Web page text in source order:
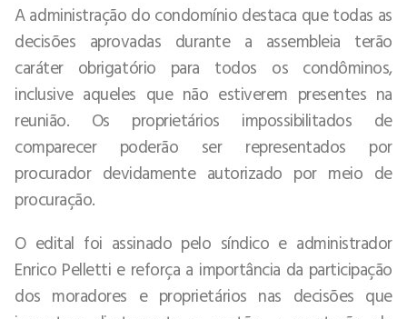
A administração do condomínio destaca que todas as
decisões aprovadas durante a assembleia terão
caráter obrigatório para todos os condôminos,
inclusive aqueles que não estiverem presentes na
reunião. Os proprietários impossibilitados de
comparecer poderão ser representados por
procurador devidamente autorizado por meio de
procuração.
O edital foi assinado pelo síndico e administrador
Enrico Pelletti e reforça a importância da participação
dos moradores e proprietários nas decisões que